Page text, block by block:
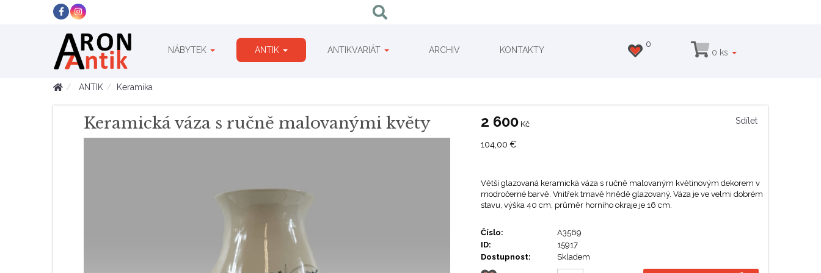
NÁBYTEK ANTIK ANTIKVARIÁT ARCHIV KONTAKTY 0 ks
0
ANTIK Keramika
Keramická váza s ručně malovanými květy 2 600 Kč
104,00 €
Sdílet
Větší glazovaná keramická váza s ručně malovaným květinovým dekorem v
modročerné barvě. Vnitřek tmavě hnědě glazovaný. Váza je ve velmi dobrém
stavu, výška 40 cm, průměr horního okraje je 16 cm.
Číslo:
A3569
ID:
15917
Dostupnost:
Skladem